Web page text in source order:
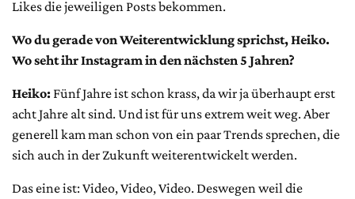
Likes die jeweiligen Posts bekommen.
Wo du gerade von Weiterentwicklung sprichst, Heiko.
Wo seht ihr Instagram in den nächsten 5 Jahren?
Heiko: Fünf Jahre ist schon krass, da wir ja überhaupt erst
acht Jahre alt sind. Und ist für uns extrem weit weg. Aber
generell kam man schon von ein paar Trends sprechen, die
sich auch in der Zukunft weiterentwickelt werden.
Das eine ist: Video, Video, Video. Deswegen weil die